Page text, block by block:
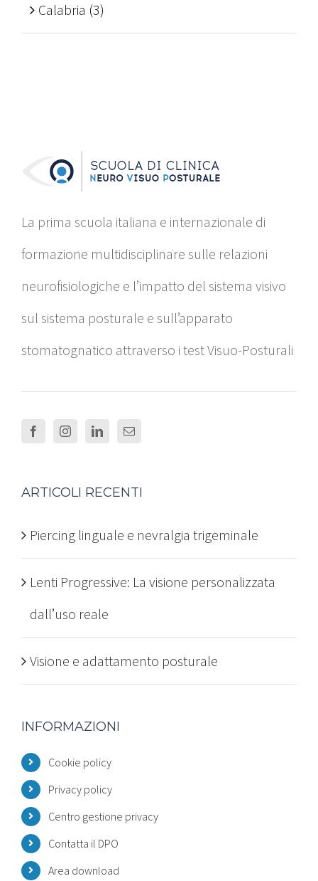
Calabria (3)
La prima scuola italiana e internazionale di
formazione multidisciplinare sulle relazioni
neurofisiologiche e l’impatto del sistema visivo
sul sistema posturale e sull’apparato
stomatognatico attraverso i test Visuo-Posturali
ARTICOLI RECENTI
Piercing linguale e nevralgia trigeminale
Lenti Progressive: La visione personalizzata
dall’uso reale
Visione e adattamento posturale
INFORMAZIONI
Cookie policy
Privacy policy
Centro gestione privacy
Contatta il DPO
Area download